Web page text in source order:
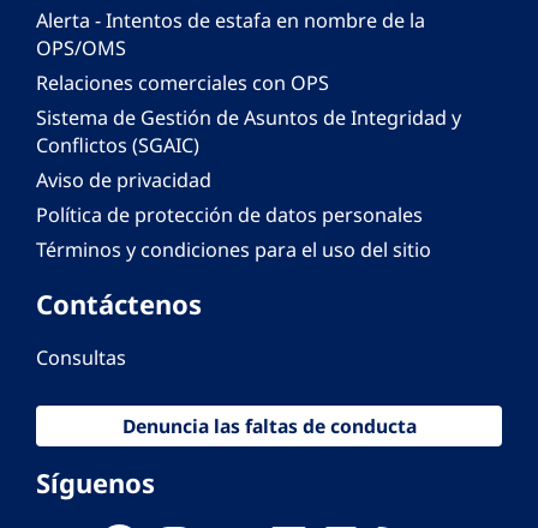
Alerta - Intentos de estafa en nombre de la
OPS/OMS
Relaciones comerciales con OPS
Sistema de Gestión de Asuntos de Integridad y
Conflictos (SGAIC)
Aviso de privacidad
Política de protección de datos personales
Términos y condiciones para el uso del sitio
Contáctenos
Consultas
Denuncia las faltas de conducta
Síguenos